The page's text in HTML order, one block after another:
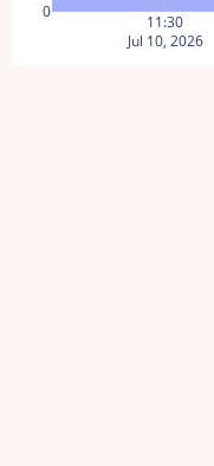
11:30
Jul 10, 2026
0